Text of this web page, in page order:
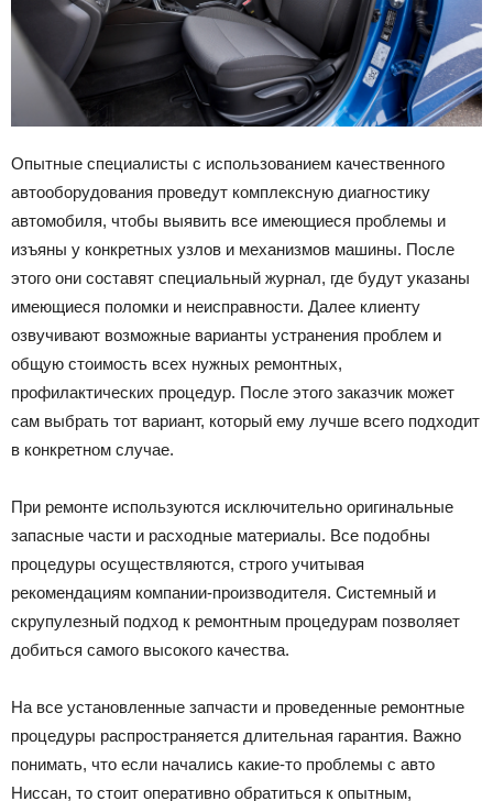
Опытные специалисты с использованием качественного
автооборудования проведут комплексную диагностику
автомобиля, чтобы выявить все имеющиеся проблемы и
изъяны у конкретных узлов и механизмов машины. После
этого они составят специальный журнал, где будут указаны
имеющиеся поломки и неисправности. Далее клиенту
озвучивают возможные варианты устранения проблем и
общую стоимость всех нужных ремонтных,
профилактических процедур. После этого заказчик может
сам выбрать тот вариант, который ему лучше всего подходит
в конкретном случае.
При ремонте используются исключительно оригинальные
запасные части и расходные материалы. Все подобны
процедуры осуществляются, строго учитывая
рекомендациям компании-производителя. Системный и
скрупулезный подход к ремонтным процедурам позволяет
добиться самого высокого качества.
На все установленные запчасти и проведенные ремонтные
процедуры распространяется длительная гарантия. Важно
понимать, что если начались какие-то проблемы с авто
Ниссан, то стоит оперативно обратиться к опытным,